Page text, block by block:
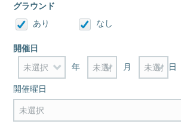
グラウンド
あり
なし
開催日
年
月 日
開催曜日